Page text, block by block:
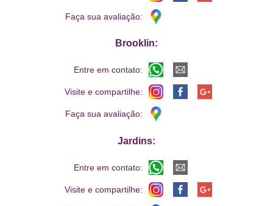
Faça sua avaliação:
Brooklin:
Entre em contato:
Visite e compartilhe:
Faça sua avaliação:
Jardins:
Entre em contato:
Visite e compartilhe: